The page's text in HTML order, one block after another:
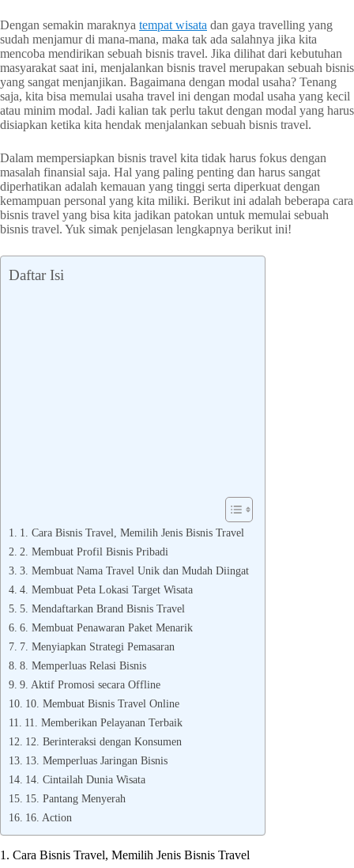
Dengan semakin maraknya tempat wisata dan gaya travelling yang
sudah menjamur di mana-mana, maka tak ada salahnya jika kita
mencoba mendirikan sebuah bisnis travel. Jika dilihat dari kebutuhan
masyarakat saat ini, menjalankan bisnis travel merupakan sebuah bisnis
yang sangat menjanjikan. Bagaimana dengan modal usaha? Tenang
saja, kita bisa memulai usaha travel ini dengan modal usaha yang kecil
atau minim modal. Jadi kalian tak perlu takut dengan modal yang harus
disiapkan ketika kita hendak menjalankan sebuah bisnis travel.
Dalam mempersiapkan bisnis travel kita tidak harus fokus dengan
masalah finansial saja. Hal yang paling penting dan harus sangat
diperhatikan adalah kemauan yang tinggi serta diperkuat dengan
kemampuan personal yang kita miliki. Berikut ini adalah beberapa cara
bisnis travel yang bisa kita jadikan patokan untuk memulai sebuah
bisnis travel. Yuk simak penjelasan lengkapnya berikut ini!
Daftar Isi
1. Cara Bisnis Travel, Memilih Jenis Bisnis Travel
2. Membuat Profil Bisnis Pribadi
3. Membuat Nama Travel Unik dan Mudah Diingat
4. Membuat Peta Lokasi Target Wisata
5. Mendaftarkan Brand Bisnis Travel
6. Membuat Penawaran Paket Menarik
7. Menyiapkan Strategi Pemasaran
8. Memperluas Relasi Bisnis
9. Aktif Promosi secara Offline
10. Membuat Bisnis Travel Online
11. Memberikan Pelayanan Terbaik
12. Berinteraksi dengan Konsumen
13. Memperluas Jaringan Bisnis
14. Cintailah Dunia Wisata
15. Pantang Menyerah
16. Action
1. Cara Bisnis Travel, Memilih Jenis Bisnis Travel